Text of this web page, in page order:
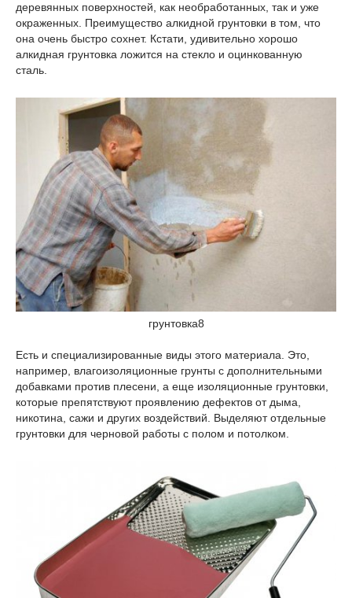
деревянных поверхностей, как необработанных, так и уже
окраженных. Преимущество алкидной грунтовки в том, что
она очень быстро сохнет. Кстати, удивительно хорошо
алкидная грунтовка ложится на стекло и оцинкованную
сталь.
грунтовка8
Есть и специализированные виды этого материала. Это,
например, влагоизоляционные грунты с дополнительными
добавками против плесени, а еще изоляционные грунтовки,
которые препятствуют проявлению дефектов от дыма,
никотина, сажи и других воздействий. Выделяют отдельные
грунтовки для черновой работы с полом и потолком.